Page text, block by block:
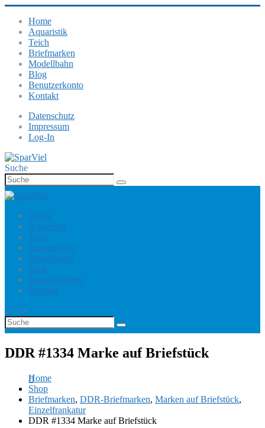
Home
Aquaristik
Teich
Briefmarken
Modellbahn
Blog
Benutzerkonto
Kontakt
Datenschutz
Impressum
Log-In
Suche
Home
Aquaristik
Teich
Briefmarken
Modellbahn
Blog
Benutzerkonto
Kontakt
Suche
DDR #1334 Marke auf Briefstück
Home
Shop
Briefmarken, DDR-Briefmarken, Marken auf Briefstück,
Einzelfrankatur
DDR #1334 Marke auf Briefstück